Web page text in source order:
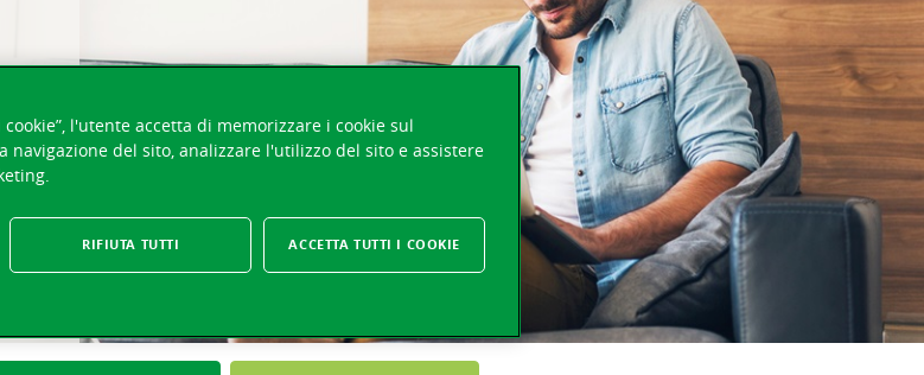
l'utente accetta di memorizzare i cookie sul
navigazione del sito, analizzare l'utilizzo del sito e assistere
RIFIUTA TUTTI ACCETTA TUTTI I COOKIE